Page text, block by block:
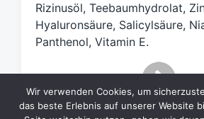
Rizinusöl, Teebaumhydrolat,
Hyaluronsäure, Salicylsäure,
Panthenol, Vitamin E.
Wir verwenden Cookies, um
das beste Erlebnis auf unserer Website